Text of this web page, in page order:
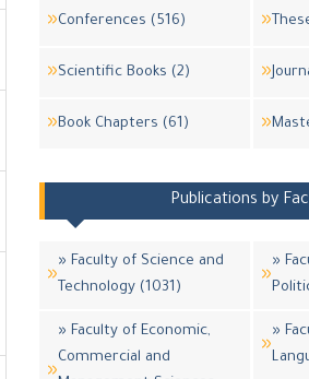
Conferences (516)
Scientific Books (2)
Book Chapters (61)
Publications by
» Faculty of Science and
Technology (1031)
»
» Faculty of Economic,
Commercial and
»